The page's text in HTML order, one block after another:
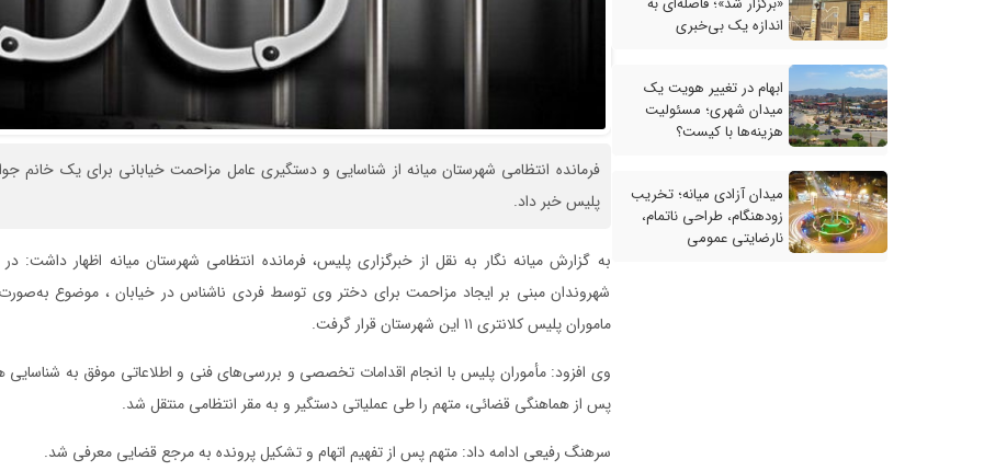
اندازه یک بی‌خبری
ابهام در تغییر هویت یک
میدان شهری؛ مسئولیت
هزینه‌ها با کیست؟
میدان آزادی میانه؛ تخریب
زودهنگام، طراحی ناتمام،
نارضایتی عمومی
فرمانده انتظامی شهرستان میانه از شناسایی و دستگیری عامل مزاحمت خیابانی برای یک خانم
پلیس خبر داد.
به گزارش میانه نگار به نقل از خبرگزاری پلیس، فرمانده انتظامی شهرستان میانه اظهار داشت:
شهروندان مبنی بر ایجاد مزاحمت برای دختر وی توسط فردی ناشناس در خیابان ، موضوع به‌صورت
ماموران پلیس کلانتری ۱۱ این شهرستان قرار گرفت.
وی افزود: مأموران پلیس با انجام اقدامات تخصصی و بررسی‌های فنی و اطلاعاتی موفق به
پس از هماهنگی قضائی، متهم را طی عملیاتی دستگیر و به مقر انتظامی منتقل شد.
سرهنگ رفیعی ادامه داد: متهم پس از تفهیم اتهام و تشکیل پرونده به مرجع قضایی معرفی شد.